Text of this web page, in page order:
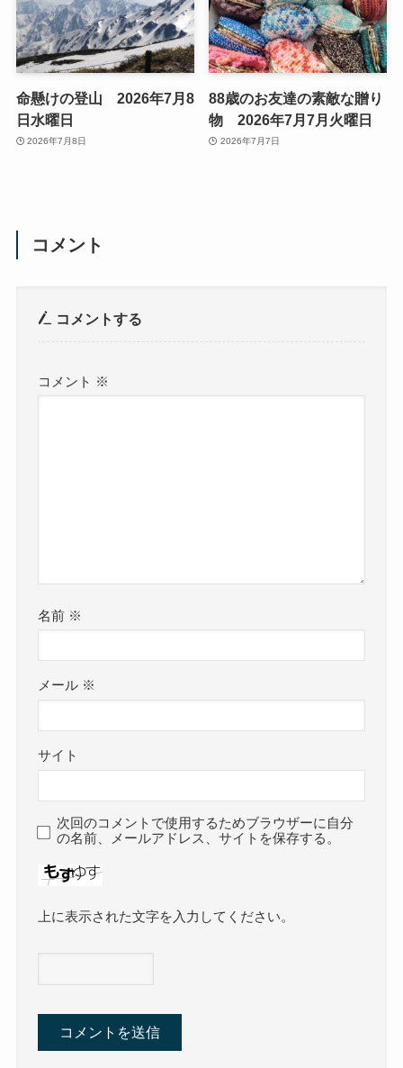
命懸けの登山 2026年7月8
日水曜日
2026年7月8日
88歳のお友達の素敵な贈り
物 2026年7月7月火曜日
2026年7月7日
コメント
コメントする
コメント ※
名前 ※
メール ※
サイト
次回のコメントで使用するためブラウザーに自分
の名前、メールアドレス、サイトを保存する。
上に表示された文字を入力してください。